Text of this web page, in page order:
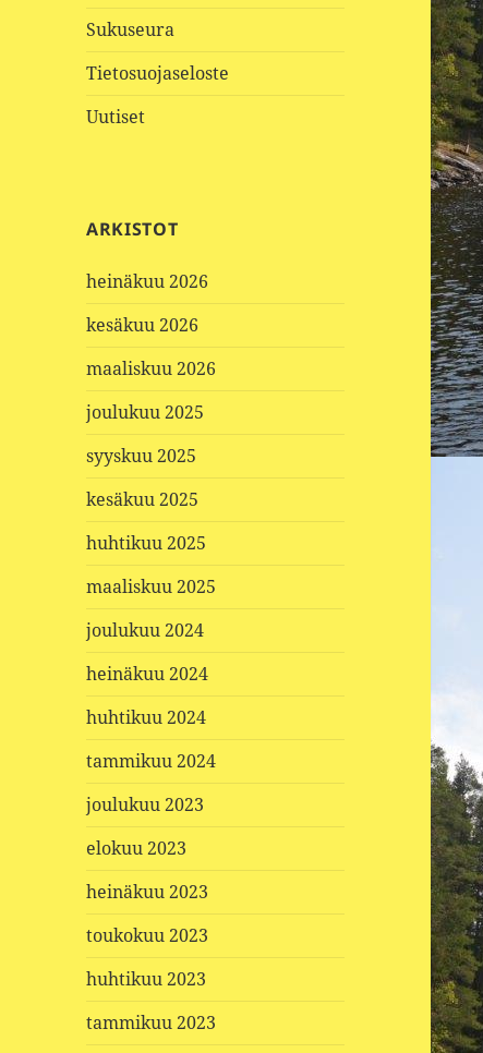
Sukuseura
Tietosuojaseloste
Uutiset
ARKISTOT
heinäkuu 2026
kesäkuu 2026
maaliskuu 2026
joulukuu 2025
syyskuu 2025
kesäkuu 2025
huhtikuu 2025
maaliskuu 2025
joulukuu 2024
heinäkuu 2024
huhtikuu 2024
tammikuu 2024
joulukuu 2023
elokuu 2023
heinäkuu 2023
toukokuu 2023
huhtikuu 2023
tammikuu 2023